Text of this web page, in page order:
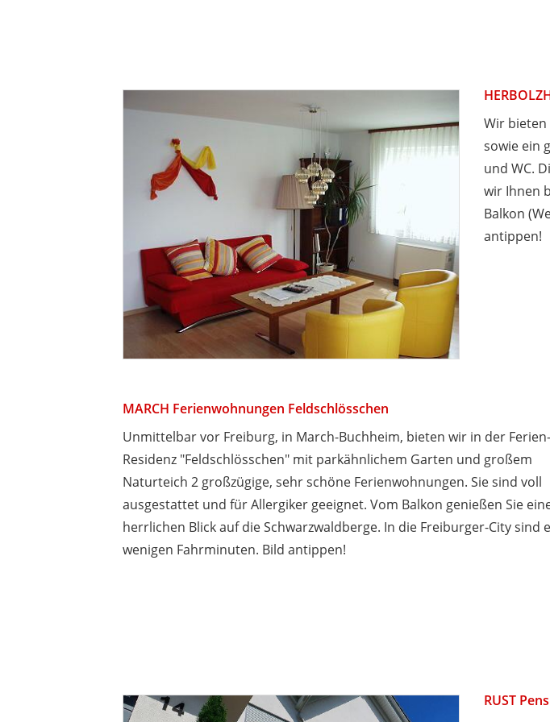
Wir
sowie ein
und WC.
wir Ihnen
Balkon
antippen!
MARCH Ferienwohnungen Feldschlösschen
Unmittelbar vor Freiburg, in March-Buchheim, bieten wir in der Ferien-
Residenz "Feldschlösschen" mit parkähnlichem Garten und großem
Naturteich 2 großzügige, sehr schöne Ferienwohnungen. Sie sind voll
ausgestattet und für Allergiker geeignet. Vom Balkon genießen Sie
herrlichen Blick auf die Schwarzwaldberge. In die Freiburger-City sind
wenigen Fahrminuten. Bild antippen!
RUST